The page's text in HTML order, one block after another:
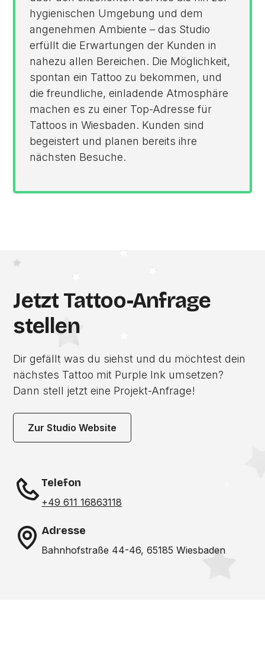
hygienischen Umgebung und dem
angenehmen Ambiente – das Studio
erfüllt die Erwartungen der Kunden in
nahezu allen Bereichen. Die Möglichkeit,
spontan ein Tattoo zu bekommen, und
die freundliche, einladende Atmosphäre
machen es zu einer Top-Adresse für
Tattoos in Wiesbaden. Kunden sind
begeistert und planen bereits ihre
nächsten Besuche.
Jetzt Tattoo-Anfrage
stellen
Dir gefällt was du siehst und du möchtest dein
nächstes Tattoo mit Purple Ink umsetzen?
Dann stell jetzt eine Projekt-Anfrage!
Zur Studio Website
Telefon
+49 611 16863118
Adresse
Bahnhofstraße 44-46, 65185 Wiesbaden